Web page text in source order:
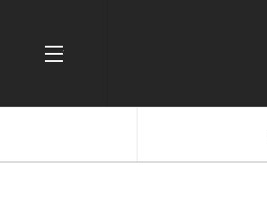
OFF CANVAS